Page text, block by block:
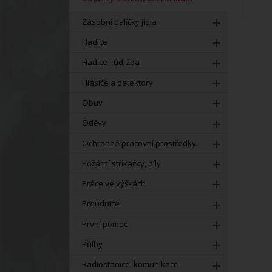
Zásobní balíčky jídla
Hadice
Hadice - údržba
Hlásiče a detektory
Obuv
Oděvy
Ochranné pracovní prostředky
Požární stříkačky, díly
Práce ve výškách
Proudnice
První pomoc
Přilby
Radiostanice, komunikace